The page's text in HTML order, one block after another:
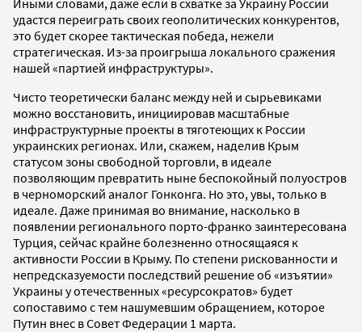
удастся переиграть своих геополитических конкурентов,
это будет скорее тактическая победа, нежели
стратегическая. Из-за проигрыша локального сражения
нашей «партией инфраструктуры».
Чисто теоретически баланс между ней и сырьевиками
можно восстановить, инициировав масштабные
инфраструктурные проекты в тяготеющих к России
украинских регионах. Или, скажем, наделив Крым
статусом зоны свободной торговли, в идеале
позволяющим превратить ныне беспокойный полуостров
в черноморский аналог Гонконга. Но это, увы, только в
идеале. Даже принимая во внимание, насколько в
появлении регионального порто-франко заинтересована
Турция, сейчас крайне болезненно относящаяся к
активности России в Крыму. По степени рискованности и
непредсказуемости последствий решение об «изъятии»
Украины у отечественных «ресурсократов» будет
сопоставимо с тем нашумевшим обращением, которое
Путин внес в Совет Федерации 1 марта.